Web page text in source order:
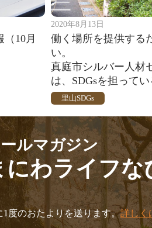
10月
2020年8月13日
働く場所を提供する
い。
真庭市シルバー人材
は、SDGsを担って
里山SDGs
ルマガジン
にわライフな
1度のおたよりを送ります。詳しく